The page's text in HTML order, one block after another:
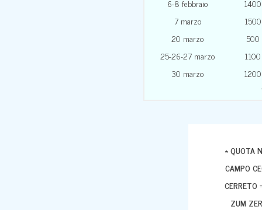
6-8 febbraio
7 marzo
20 marzo
500
25-26-27 marzo
30 marzo
* QUOTA
CAMPO
CERRETO
ZUM